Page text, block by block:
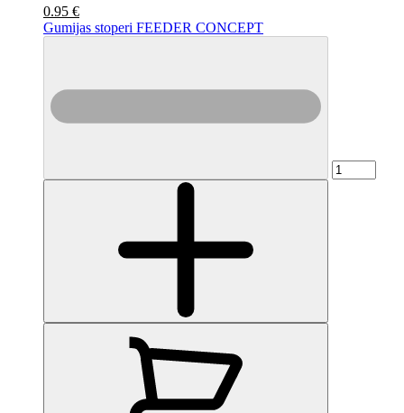
0.95 €
Gumijas stoperi FEEDER CONCEPT